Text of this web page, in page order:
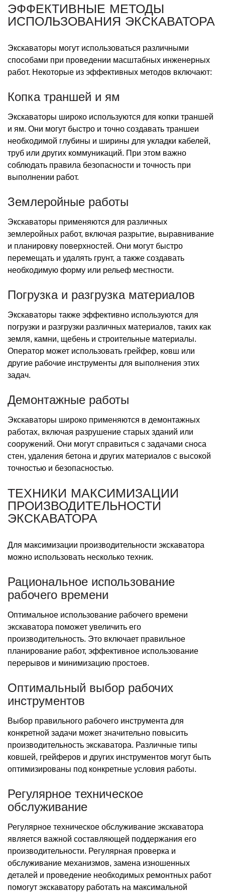
ЭФФЕКТИВНЫЕ МЕТОДЫ
ИСПОЛЬЗОВАНИЯ ЭКСКАВАТОРА
Экскаваторы могут использоваться различными
способами при проведении масштабных инженерных
работ. Некоторые из эффективных методов включают:
Копка траншей и ям
Экскаваторы широко используются для копки траншей
и ям. Они могут быстро и точно создавать траншеи
необходимой глубины и ширины для укладки кабелей,
труб или других коммуникаций. При этом важно
соблюдать правила безопасности и точность при
выполнении работ.
Землеройные работы
Экскаваторы применяются для различных
землеройных работ, включая разрытие, выравнивание
и планировку поверхностей. Они могут быстро
перемещать и удалять грунт, а также создавать
необходимую форму или рельеф местности.
Погрузка и разгрузка материалов
Экскаваторы также эффективно используются для
погрузки и разгрузки различных материалов, таких как
земля, камни, щебень и строительные материалы.
Оператор может использовать грейфер, ковш или
другие рабочие инструменты для выполнения этих
задач.
Демонтажные работы
Экскаваторы широко применяются в демонтажных
работах, включая разрушение старых зданий или
сооружений. Они могут справиться с задачами сноса
стен, удаления бетона и других материалов с высокой
точностью и безопасностью.
ТЕХНИКИ МАКСИМИЗАЦИИ
ПРОИЗВОДИТЕЛЬНОСТИ
ЭКСКАВАТОРА
Для максимизации производительности экскаватора
можно использовать несколько техник.
Рациональное использование
рабочего времени
Оптимальное использование рабочего времени
экскаватора поможет увеличить его
производительность. Это включает правильное
планирование работ, эффективное использование
перерывов и минимизацию простоев.
Оптимальный выбор рабочих
инструментов
Выбор правильного рабочего инструмента для
конкретной задачи может значительно повысить
производительность экскаватора. Различные типы
ковшей, грейферов и других инструментов могут быть
оптимизированы под конкретные условия работы.
Регулярное техническое
обслуживание
Регулярное техническое обслуживание экскаватора
является важной составляющей поддержания его
производительности. Регулярная проверка и
обслуживание механизмов, замена изношенных
деталей и проведение необходимых ремонтных работ
помогут экскаватору работать на максимальной